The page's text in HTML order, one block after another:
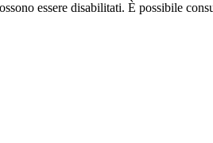
essere disabilitati. È possibile